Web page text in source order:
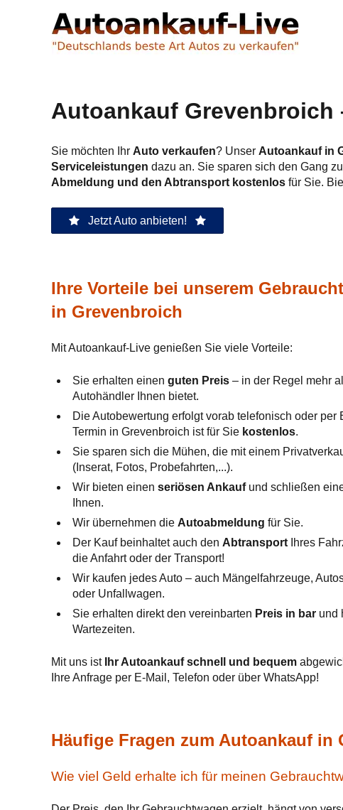
Autoankauf Grevenbroich
Sie möchten Ihr Auto verkaufen? Unser Autoankauf in
Serviceleistungen dazu an. Sie sparen sich den Gang
Abmeldung und den Abtransport kostenlos für Sie.
Jetzt Auto anbieten!
Ihre Vorteile bei unserem
in Grevenbroich
Mit Autoankauf-Live genießen Sie viele Vorteile:
Sie erhalten einen guten Preis – in der Regel mehr
Autohändler Ihnen bietet.
Die Autobewertung erfolgt vorab telefonisch oder per
Termin in Grevenbroich ist für Sie kostenlos.
Sie sparen sich die Mühen, die mit einem
(Inserat, Fotos, Probefahrten,...).
Wir bieten einen seriösen Ankaufund schließen
Ihnen.
Wir übernehmen die Autoabmeldung für Sie.
Der Kauf beinhaltet auch den Abtransport Ihres
die Anfahrt oder der Transport!
Wir kaufen jedes Auto – auch Mängelfahrzeuge,
oder Unfallwagen.
Sie erhalten direkt den vereinbarten Preis in bar und
Wartezeiten.
Mit uns ist Ihr Autoankauf schnell und bequem
Ihre Anfrage per E-Mail, Telefon oder über WhatsApp!
Häufige Fragen zum Autoankauf in
Wie viel Geld erhalte ich für meinen